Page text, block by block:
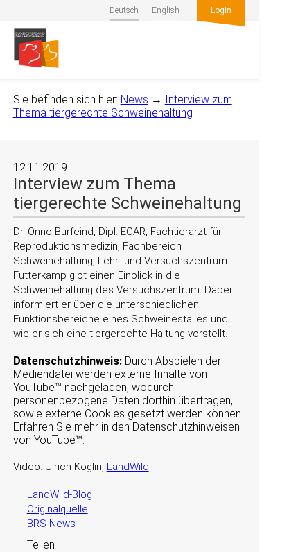
Deutsch English Login
Sie befinden sich hier: News → Interview zum
Thema tiergerechte Schweinehaltung
12.11.2019
Interview zum Thema
tiergerechte Schweinehaltung
Dr. Onno Burfeind, Dipl. ECAR, Fachtierarzt für
Reproduktionsmedizin, Fachbereich
Schweinehaltung, ­­­­­­­­­­­­­­­­­­­­­­­­­­­­­Lehr- und Versuchszentrum
Futterkamp gibt einen Einblick in die
Schweinehaltung des Versuchszentrum. Dabei
informiert er über die unterschiedlichen
Funktionsbereiche eines Schweinestalles und
wie er sich eine tiergerechte Haltung vorstellt.
Datenschutzhinweis:Durch Abspielen der
Mediendatei werden externe Inhalte von
YouTube™ nachgeladen, wodurch
personenbezogene Daten dorthin übertragen,
sowie externe Cookies gesetzt werden können.
Erfahren Sie mehr in den Datenschutzhinweisen
von YouTube™.
Video: Ulrich Koglin, LandWild
LandWild-Blog
Originalquelle
BRS News
Teilen